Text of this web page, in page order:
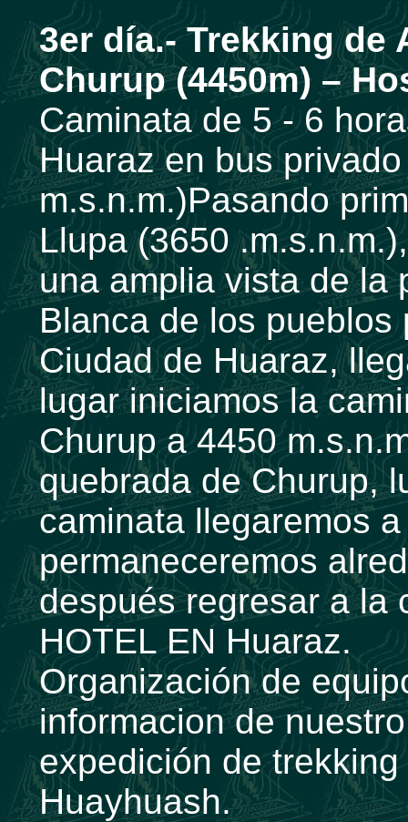
3er día.- Trekking de
Churup (4450m) –
Caminata de 5 - 6
Huaraz en bus
m.s.n.m.)Pasando
Llupa (3650
una amplia vista de la
Blanca de los
Ciudad de Huaraz,
lugar iniciamos la
Churup a 4450
quebrada de Churup,
caminata llegaremos
permaneceremos
después regresar a la
HOTEL EN Huaraz.
Organización de
informacion de
expedición de
Huayhuash.